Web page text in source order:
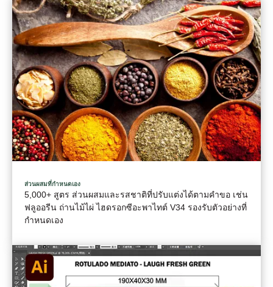
ส่วนผสมที่กําหนดเอง
5,000+ สูตร ส่วนผสมและรสชาติที่ปรับแต่งได้ตามคําขอ เช่น
ฟลูออรีน ถ่านไม้ไผ่ ไฮดรอกซีอะพาไทต์ V34 รองรับตัวอย่างที่
กําหนดเอง